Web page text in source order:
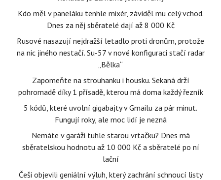
Kdo měl v paneláku tenhle mixér, záviděl mu celý vchod.
Dnes za něj sběratelé dají až 8 000 Kč
Rusové nasazují nejdražší letadlo proti dronům, protože
na nic jiného nestačí. Su-57 v nové konfiguraci stačí radar
„Bělka“
Zapomeňte na strouhanku i housku. Sekaná drží
pohromadě díky 1 přísadě, kterou má doma každý řezník
5 kódů, které uvolní gigabajty v Gmailu za pár minut.
Fungují roky, ale moc lidí je nezná
Nemáte v garáži tuhle starou vrtačku? Dnes má
sběratelskou hodnotu až 10 000 Kč a sběratelé po ní
lační
Češi objevili geniální výluh, který zachrání schnoucí listy